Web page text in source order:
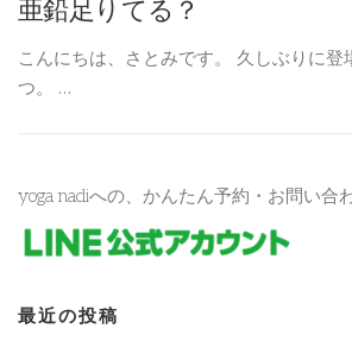
亜鉛足りてる？
こんにちは、さとみです。 久しぶりに登
つ。 …
yoga nadiへの、かんたん予約・お問い合
最近の投稿